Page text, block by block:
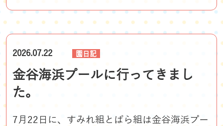
2026.07.22 園日記
金谷海浜プールに行ってきまし
た。
7月22日に、すみれ組とばら組は金谷海浜プー